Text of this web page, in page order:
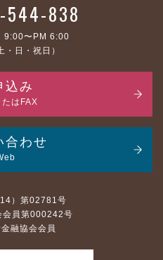
544-838
9:00〜PM 6:00
・日・祝日）
込み
はFAX
合わせ
）第02781号
会員第000242号
融協会会員